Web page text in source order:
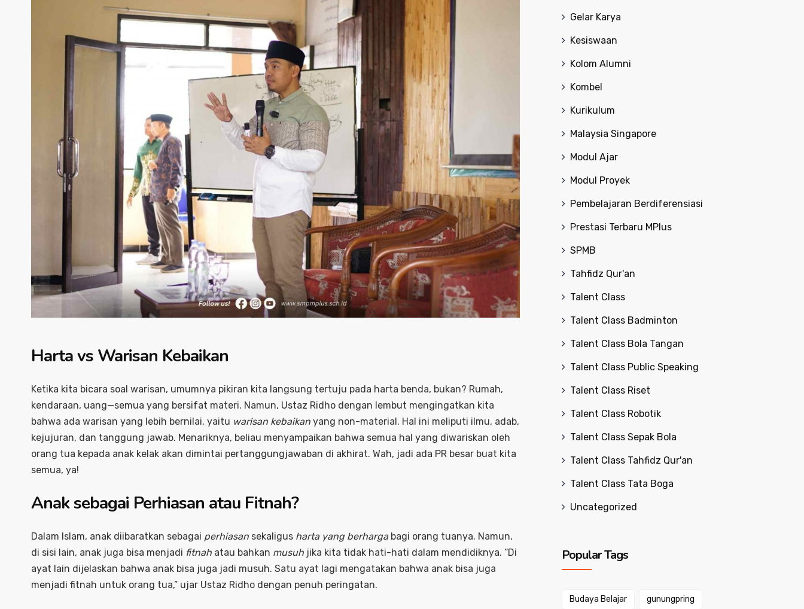
Harta vs Warisan Kebaikan
Ketika kita bicara soal warisan, umumnya pikiran kita langsung tertuju pada harta benda, bukan? Rumah,
kendaraan, uang—semua yang bersifat materi. Namun, Ustaz Ridho dengan lembut mengingatkan kita
bahwa ada warisan yang lebih bernilai, yaitu warisan kebaikan yang non-material. Hal ini meliputi ilmu, adab,
kejujuran, dan tanggung jawab. Menariknya, beliau menyampaikan bahwa semua hal yang diwariskan oleh
orang tua kepada anak kelak akan dimintai pertanggungjawaban di akhirat. Wah, jadi ada PR besar buat kita
semua, ya!
Anak sebagai Perhiasan atau Fitnah?
Dalam Islam, anak diibaratkan sebagai perhiasan sekaligus harta yang berhargabagi orang tuanya. Namun,
di sisi lain, anak juga bisa menjadi fitnah atau bahkan musuh jika kita tidak hati-hati dalam mendidiknya. “Di
ayat lain dijelaskan bahwa anak bisa juga jadi musuh. Satu ayat lagi mengatakan bahwa anak bisa juga
menjadi fitnah untuk orang tua,” ujar Ustaz Ridho dengan penuh peringatan.
Gelar Karya
Kesiswaan
Kolom Alumni
Kombel
Kurikulum
Malaysia Singapore
Modul Ajar
Modul Proyek
Pembelajaran Berdiferensiasi
Prestasi Terbaru MPlus
SPMB
Tahfidz Qur'an
Talent Class
Talent Class Badminton
Talent Class Bola Tangan
Talent Class Public Speaking
Talent Class Riset
Talent Class Robotik
Talent Class Sepak Bola
Talent Class Tahfidz Qur'an
Talent Class Tata Boga
Uncategorized
Popular Tags
Budaya Belajar gunungpring